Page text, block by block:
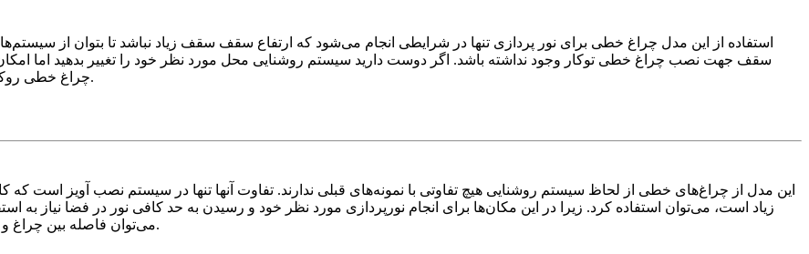
استفاده از این مدل چراغ خطی برای نور پردازی تنها در شرایطی انجام می‌شود که ارتفاع سقف سقف زیاد نباشد تا بتوان از
سقف جهت نصب چراغ خطی توکار وجود نداشته باشد. اگر دوست دارید سیستم روشنایی محل مورد نظر خود را تغییر بدهید اما امکان
چراغ خطی روکار سیستم روشنایی مورد علاقه‌ی خود را در مکان مورد نظر پیاده کنید.
این مدل از چراغ‌های خطی از لحاظ سیستم روشنایی هیچ تفاوتی با نمونه‌های قبلی ندارند. تفاوت آنها تنها در سیستم نصب آویز است
زیاد است، می‌توان استفاده کرد. زیرا در این مکان‌ها برای انجام نورپردازی مورد نظر خود و رسیدن به حد کافی نور در فضا نیاز به
می‌توان فاصله بین چراغ و کف را کمتر کرده و در نتیجه هزینه کمتری برای روشنایی پرداخت شود.